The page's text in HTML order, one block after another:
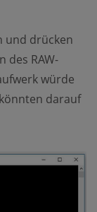
und drücken
des RAW-
würde
darauf